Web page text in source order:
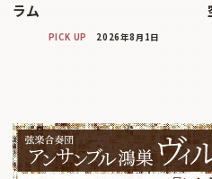
ラム
PICK UP 2026年8月1日